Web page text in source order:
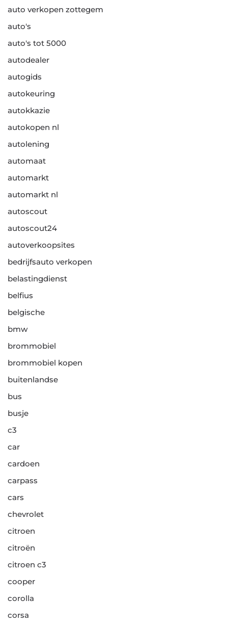
auto verkopen zottegem
auto's
auto's tot 5000
autodealer
autogids
autokeuring
autokkazie
autokopen nl
autolening
automaat
automarkt
automarkt nl
autoscout
autoscout24
autoverkoopsites
bedrijfsauto verkopen
belastingdienst
belfius
belgische
bmw
brommobiel
brommobiel kopen
buitenlandse
bus
busje
c3
car
cardoen
carpass
cars
chevrolet
citroen
citroën
citroen c3
cooper
corolla
corsa